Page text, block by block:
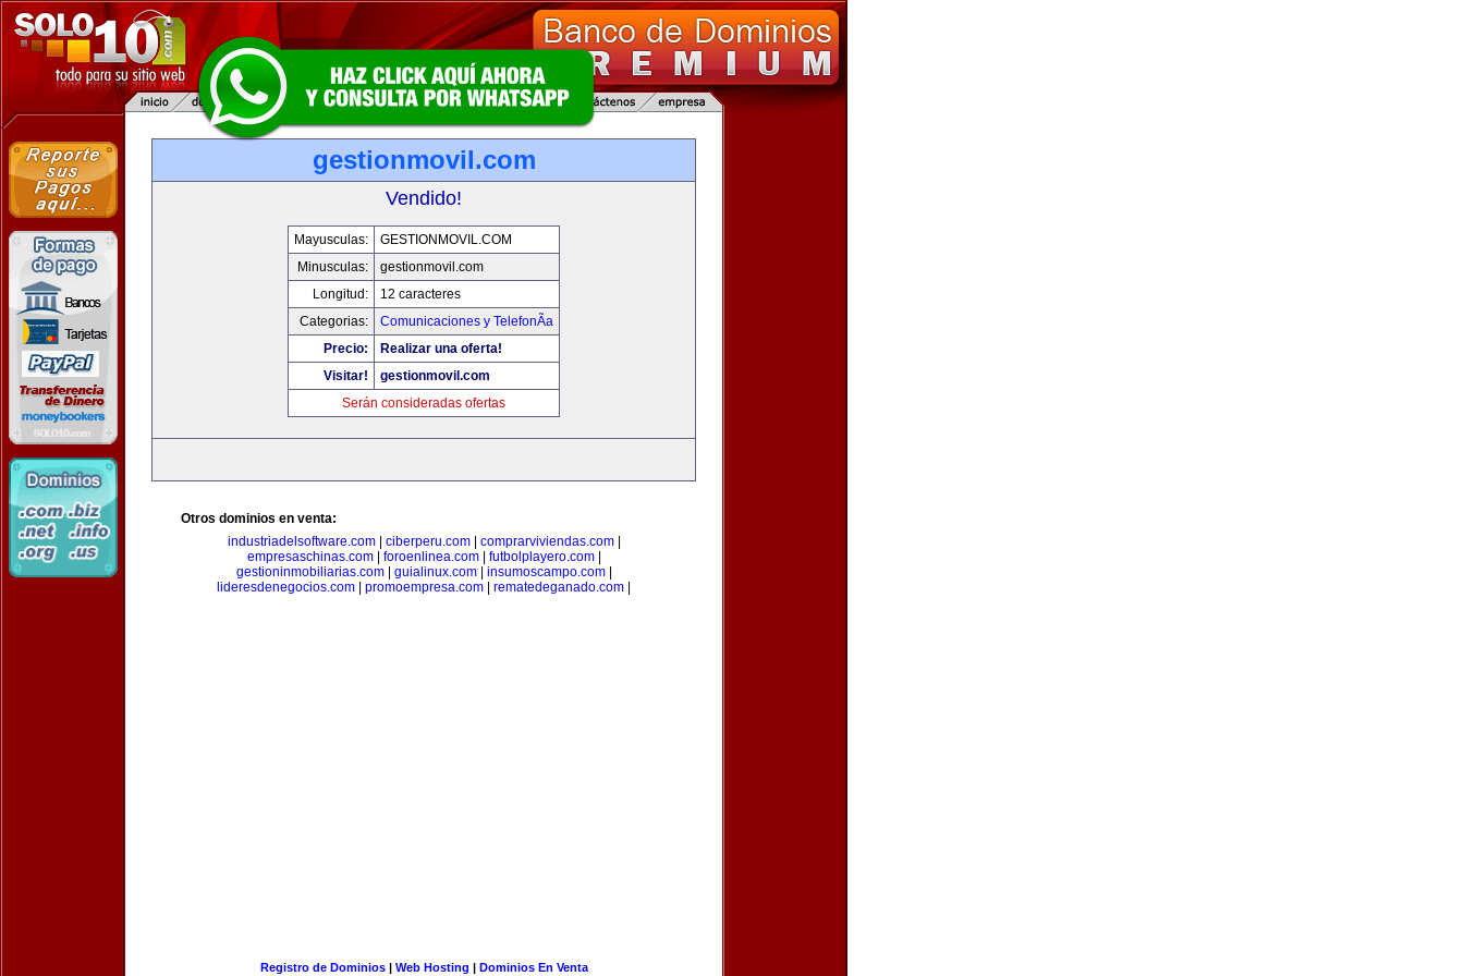
gestionmovil.com
Vendido!
Mayusculas:
GESTIONMOVIL.COM
Minusculas:
gestionmovil.com
Longitud:
12 caracteres
Categorias:
Comunicaciones y TelefonÃ­a
Precio:
Realizar una oferta!
Visitar!
gestionmovil.com
Serán consideradas ofertas
Otros dominios en venta:
industriadelsoftware.com| ciberperu.com| comprarviviendas.com|
empresaschinas.com| foroenlinea.com| futbolplayero.com|
gestioninmobiliarias.com| guialinux.com| insumoscampo.com|
lideresdenegocios.com
promoempresa.com rematedeganado.com
Registro de Dominios| Web Hosting | Dominios En Venta